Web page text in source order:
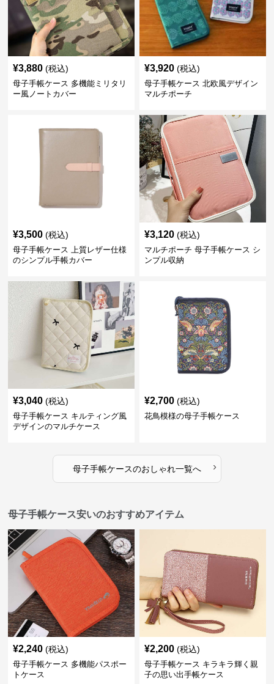
¥3,880 (税込)
母子手帳ケース 多機能ミリタリ
ー風ノートカバー
¥3,920 (税込)
母子手帳ケース 北欧風デザイン
マルチポーチ
¥3,500 (税込)
母子手帳ケース 上質レザー仕様
のシンプル手帳カバー
¥3,120 (税込)
マルチポーチ 母子手帳ケース シ
ンプル収納
¥3,040 (税込)
母子手帳ケース キルティング風
デザインのマルチケース
¥2,700 (税込)
花鳥模様の母子手帳ケース
母子手帳ケースのおしゃれ一覧へ ›
母子手帳ケース安いのおすすめアイテム
¥2,240 (税込)
母子手帳ケース 多機能パスポー
トケース
¥2,200 (税込)
母子手帳ケース キラキラ輝く親
子の思い出手帳ケース